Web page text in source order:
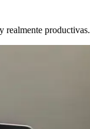
realmente productivas.